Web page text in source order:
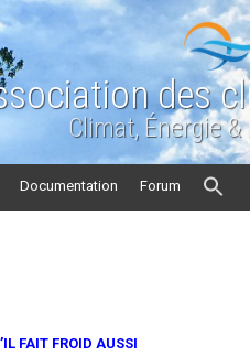
des
Climat, Énergie
Documentation Forum
FAIT FROID AUSSI